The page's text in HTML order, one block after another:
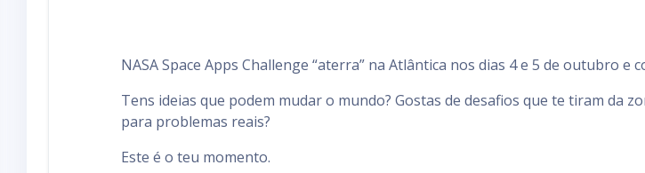
NASA Space Apps Challenge “aterra” na Atlântica nos dias 4 e 5 de outubro e
Tens ideias que podem mudar o mundo? Gostas de desafios que te tiram da
para problemas reais?
Este é o teu momento.